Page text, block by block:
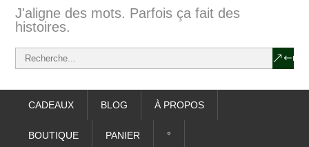
J'aligne des mots. Parfois ça fait des
histoires.
CADEAUX BLOG À PROPOS
BOUTIQUE PANIER °